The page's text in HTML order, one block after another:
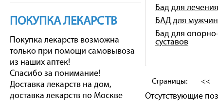
ПОКУПКА ЛЕКАРСТВ
Покупка лекарств возможна
только при помощи самовывоза
из наших аптек!
Спасибо за понимание!
Доставка лекарств на дом,
доставка лекарств по Москве
Бад для
БАД для мужчин
Бад для
суставов
Страницы: <<
Отсутствующие